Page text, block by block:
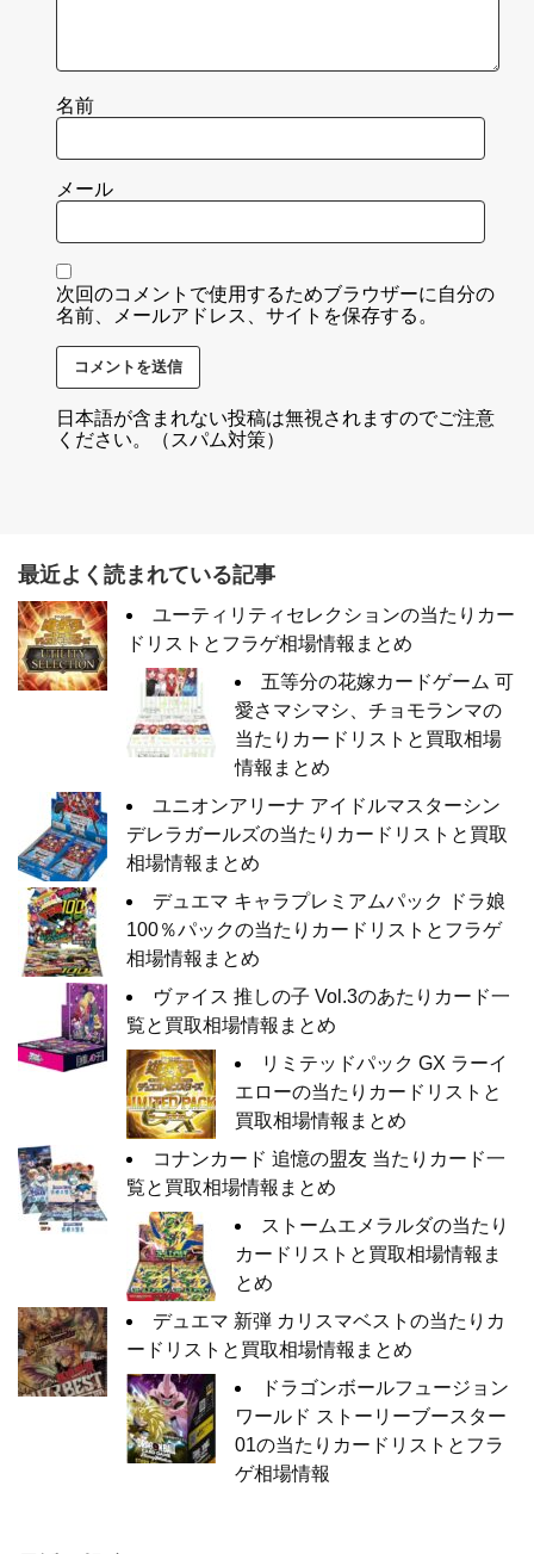
名前
メール
次回のコメントで使用するためブラウザーに自分の
名前、メールアドレス、サイトを保存する。
日本語が含まれない投稿は無視されますのでご注意
ください。（スパム対策）
最近よく読まれている記事
ユーティリティセレクションの当たりカー
ドリストとフラゲ相場情報まとめ
五等分の花嫁カードゲーム 可
愛さマシマシ、チョモランマの
当たりカードリストと買取相場
情報まとめ
ユニオンアリーナ アイドルマスターシン
デレラガールズの当たりカードリストと買取
相場情報まとめ
デュエマ キャラプレミアムパック ドラ娘
100％パックの当たりカードリストとフラゲ
相場情報まとめ
ヴァイス 推しの子 Vol.3のあたりカード一
覧と買取相場情報まとめ
リミテッドパック GX ラーイ
エローの当たりカードリストと
買取相場情報まとめ
コナンカード 追憶の盟友 当たりカード一
覧と買取相場情報まとめ
ストームエメラルダの当たり
カードリストと買取相場情報ま
とめ
デュエマ 新弾 カリスマベストの当たりカ
ードリストと買取相場情報まとめ
ドラゴンボールフュージョン
ワールド ストーリーブースター
01の当たりカードリストとフラ
ゲ相場情報